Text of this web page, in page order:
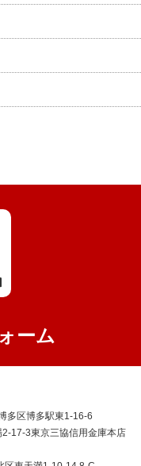
ーム
多区博多駅東1-16-6
17-3東京三協信用金庫本店